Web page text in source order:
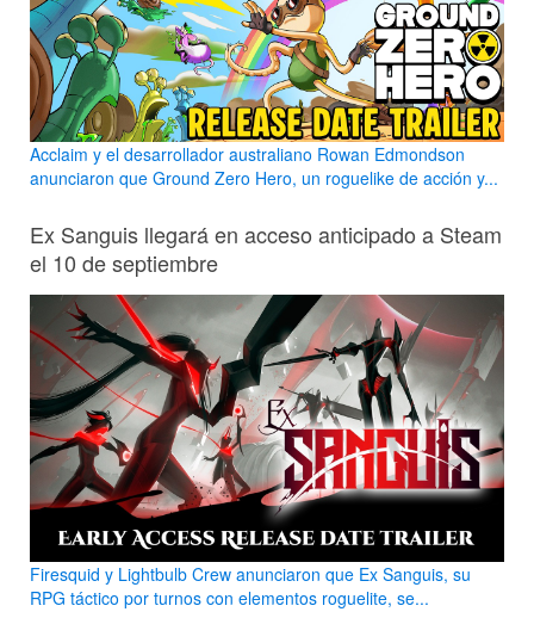
Acclaim y el desarrollador australiano Rowan Edmondson
anunciaron que Ground Zero Hero, un roguelike de acción y...
Ex Sanguis llegará en acceso anticipado a Steam
el 10 de septiembre
Firesquid y Lightbulb Crew anunciaron que Ex Sanguis, su
RPG táctico por turnos con elementos roguelite, se...